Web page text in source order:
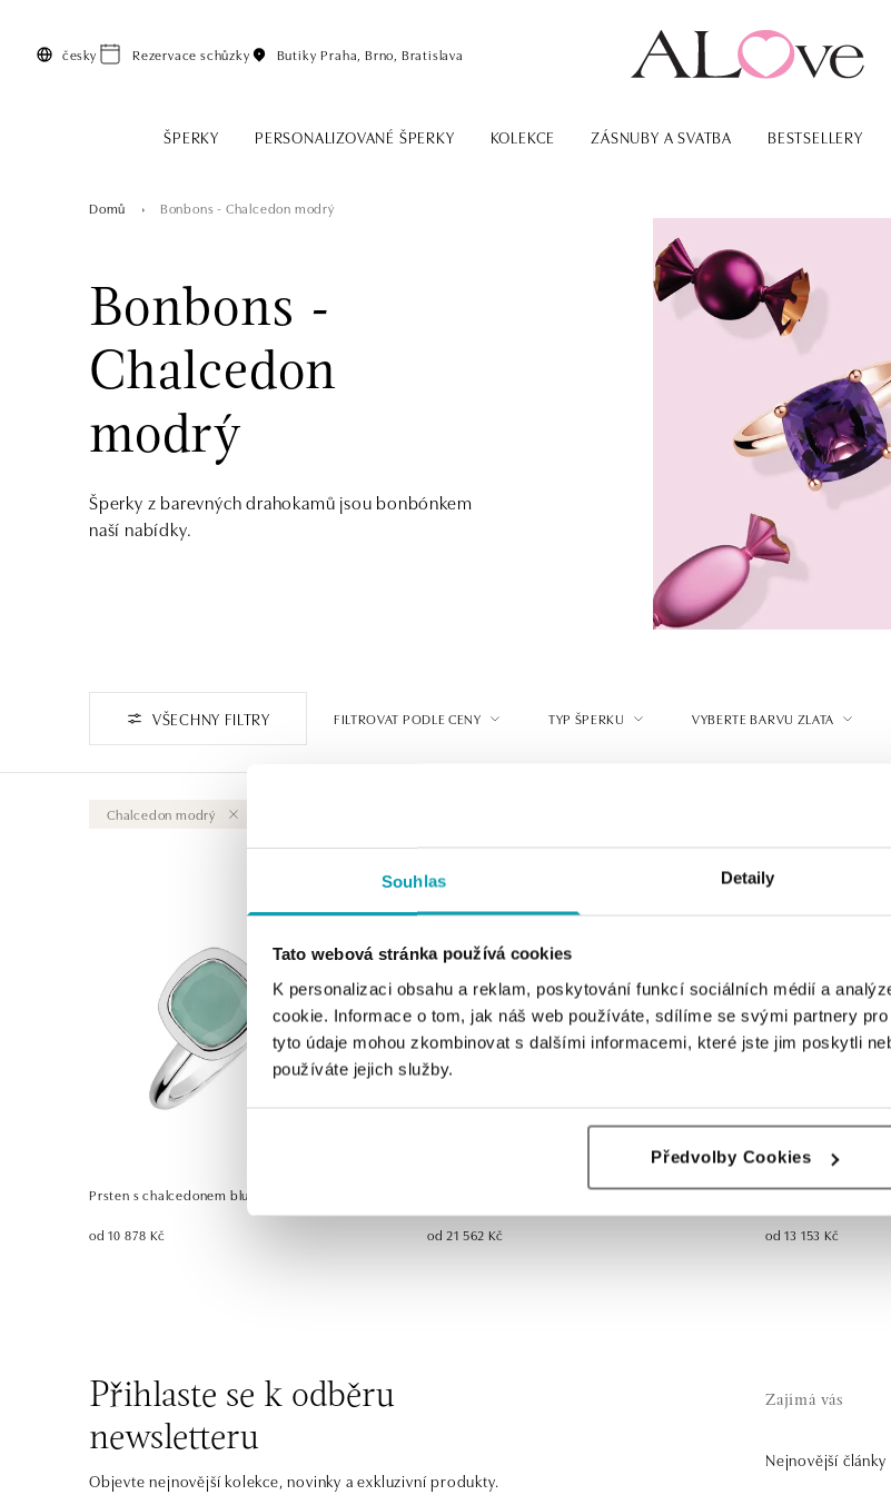
Souhlas Detaily
Tato webová stránka používá cookies
K personalizaci obsahu a reklam, poskytování funkcí sociálních médií a
cookie. Informace o tom, jak náš web používáte, sdílíme se svými partnery
tyto údaje mohou zkombinovat s dalšími informacemi, které jste jim poskytli
používáte jejich služby.
Předvolby Cookies
česky Rezervace schůzky Butiky Praha, Brno, Bratislava
ŠPERKY PERSONALIZOVANÉ ŠPERKY KOLEKCE ZÁSNUBY A SVATBA BESTSELLERY
Domů Bonbons - Chalcedon modrý
Bonbons -
Chalcedon
modrý
Šperky z barevných drahokamů jsou bonbónkem
naší nabídky.
VŠECHNY FILTRY FILTROVAT PODLE CENY TYP ŠPERKU VYBERTE BARVU ZLATA
Chalcedon modrý
Prsten s chalcedonem blue Bonbon
od 10 878 Kč
Prsten s chalcedonem blue Bonbon
od 21 562 Kč
Prsten s
od 13 153 Kč
Přihlaste se k odběru
newsletteru
Objevte nejnovější kolekce, novinky a exkluzivní produkty.
Zajímá vás
Nejnovější články